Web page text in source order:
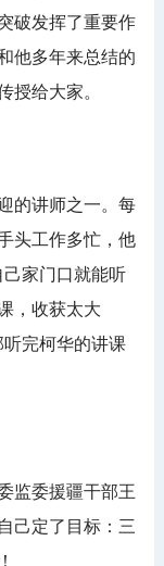
破发挥了重要作
他多年来总结的
授给大家。
的讲师之一。每
头工作多忙，他
家门口就能听
，收获太大
完柯华的讲课
委援疆干部王
己定了目标：三